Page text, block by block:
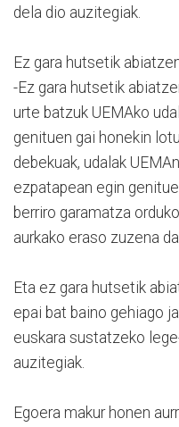
dela dio auzitegiak.
Ez gara hutsetik
-Ez gara hutsetik
urte batzuk UEMAko
genituen gai honekin
debekuak, udalak
ezpatapean egin
berriro garamatza
aurkako eraso zuzena
Eta ez gara hutsetik
epai bat baino gehiago
euskara sustatzeko
auzitegiak.
Egoera makur honen